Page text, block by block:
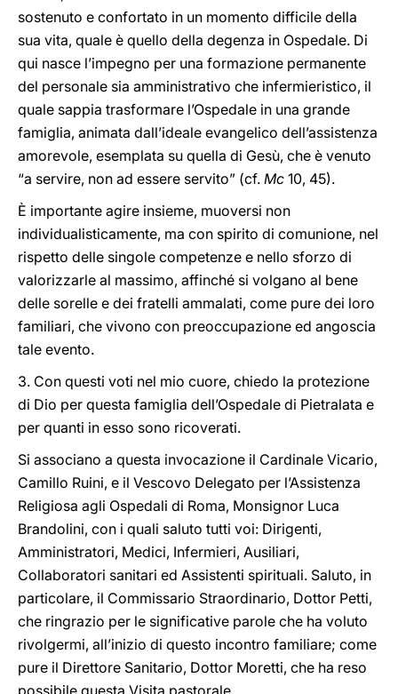
sostenuto e confortato in un momento difficile della
sua vita, quale è quello della degenza in Ospedale. Di
qui nasce l’impegno per una formazione permanente
del personale sia amministrativo che infermieristico, il
quale sappia trasformare l’Ospedale in una grande
famiglia, animata dall’ideale evangelico dell’assistenza
amorevole, esemplata su quella di Gesù, che è venuto
“a servire, non ad essere servito” (cf. Mc 10, 45).
È importante agire insieme, muoversi non
individualisticamente, ma con spirito di comunione, nel
rispetto delle singole competenze e nello sforzo di
valorizzarle al massimo, affinché si volgano al bene
delle sorelle e dei fratelli ammalati, come pure dei loro
familiari, che vivono con preoccupazione ed angoscia
tale evento.
3. Con questi voti nel mio cuore, chiedo la protezione
di Dio per questa famiglia dell’Ospedale di Pietralata e
per quanti in esso sono ricoverati.
Si associano a questa invocazione il Cardinale Vicario,
Camillo Ruini, e il Vescovo Delegato per l’Assistenza
Religiosa agli Ospedali di Roma, Monsignor Luca
Brandolini, con i quali saluto tutti voi: Dirigenti,
Amministratori, Medici, Infermieri, Ausiliari,
Collaboratori sanitari ed Assistenti spirituali. Saluto, in
particolare, il Commissario Straordinario, Dottor Petti,
che ringrazio per le significative parole che ha voluto
rivolgermi, all’inizio di questo incontro familiare; come
pure il Direttore Sanitario, Dottor Moretti, che ha reso
possibile questa Visita pastorale.